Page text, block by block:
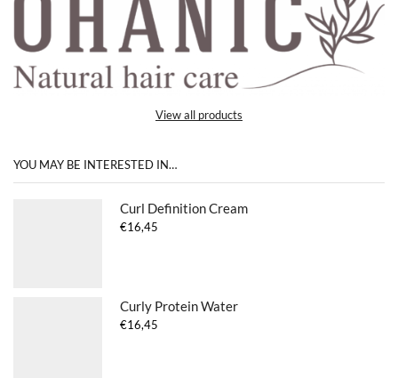
View all products
YOU MAY BE INTERESTED IN…
Curl Definition Cream
€16,45
Curly Protein Water
€16,45